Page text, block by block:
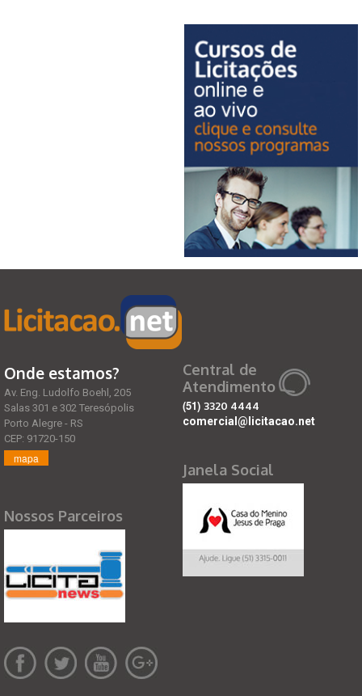
Onde estamos?
Av. Eng. Ludolfo Boehl, 205
Salas 301 e 302 Teresópolis
Porto Alegre - RS
CEP: 91720-150
mapa
Nossos Parceiros
Central de
Atendimento
(51) 3320 4444
comercial@licitacao.net
Janela Social